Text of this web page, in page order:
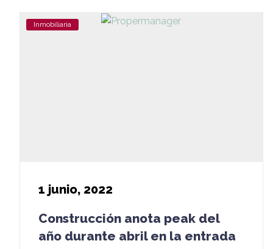
Inmobiliaria
1 junio, 2022
Construcción anota peak del
año durante abril en la entrada